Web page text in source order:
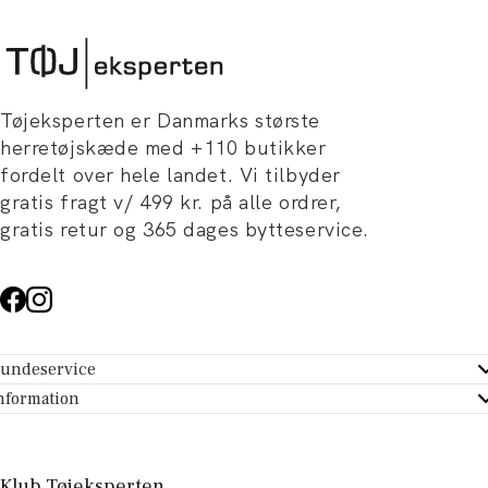
Tøjeksperten er Danmarks største
herretøjskæde med +110 butikker
fordelt over hele landet. Vi tilbyder
gratis fragt v/ 499 kr. på alle ordrer,
gratis retur og 365 dages bytteservice.
- Hjælpecenter
Tøjeksperten